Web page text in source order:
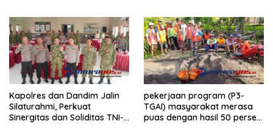
Jamaah
Kapolres dan Dandim Jalin
Silaturahmi, Perkuat
Sinergitas dan Soliditas TNI-
pekerjaan program (P3-
TGAI) masyarakat merasa
puas dengan hasil 50 persen